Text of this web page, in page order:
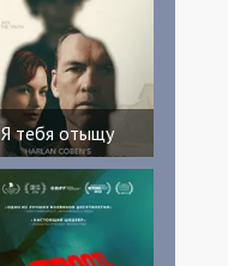
Я тебя отыщу